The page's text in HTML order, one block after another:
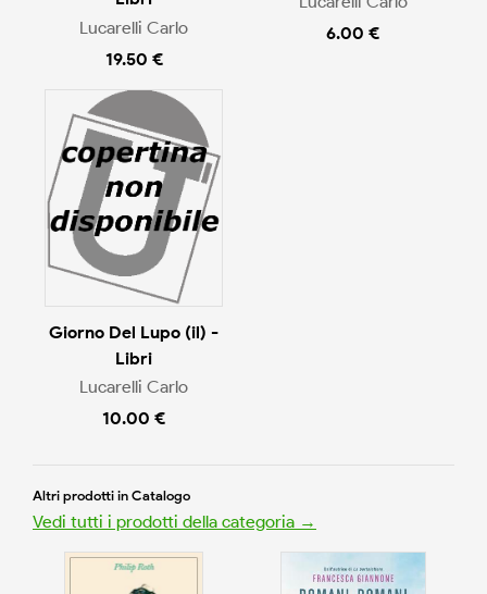
Lucarelli Carlo
19.50 €
6.00 €
Giorno Del Lupo (il) -
Libri
Lucarelli Carlo
10.00 €
Altri prodotti in Catalogo
Vedi tutti i prodotti della categoria →